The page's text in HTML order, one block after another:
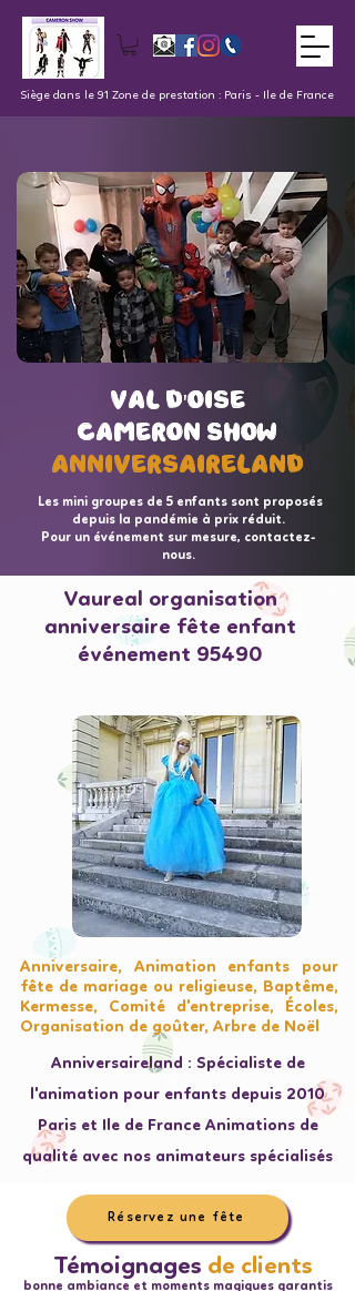
Siège dans le 91 Zone de prestation : Paris - Ile de France
val d'oise
Cameron Show
AnniversaireLand
val d'oise
Cameron Show
AnniversaireLand
Les mini groupes de 5 enfants sont proposés
depuis la pandémie à prix réduit.
Pour un événement sur mesure, contactez-
nous.
Vaureal organisation
anniversaire fête enfant
événement 95490
Anniversaire, Animation enfants pour
fête de mariage ou religieuse, Baptême,
Kermesse, Comité d'entreprise, Écoles,
Organisation de goûter, Arbre de Noël
Anniversaireland : Spécialiste de
l'animation pour enfants depuis 2010
Paris et Ile de France Animations de
qualité avec nos animateurs spécialisés
Réservez une fête
bonne ambiance et moments magiques garantis
Témoignages de clients